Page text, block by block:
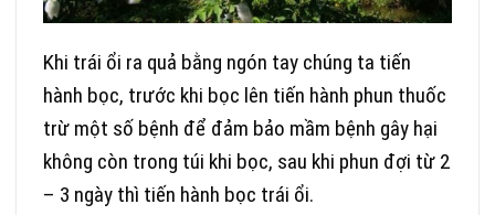
Khi trái ổi ra quả bằng ngón tay chúng ta tiến
hành bọc, trước khi bọc lên tiến hành phun thuốc
trừ một số bệnh để đảm bảo mầm bệnh gây hại
không còn trong túi khi bọc, sau khi phun đợi từ 2
– 3 ngày thì tiến hành bọc trái ổi.